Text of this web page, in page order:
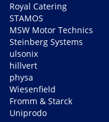
Royal Catering
STAMOS
MSW Motor Technics
Steinberg Systems
ulsonix
hillvert
physa
Wiesenfield
Fromm & Starck
Uniprodo